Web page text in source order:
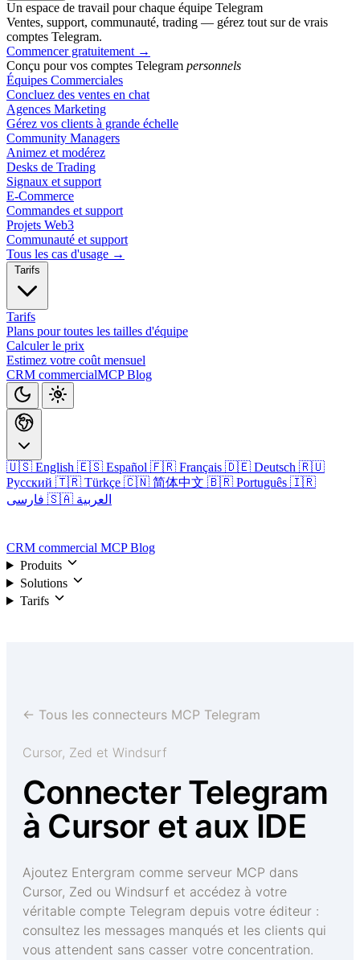
Un espace de travail pour chaque équipe Telegram
Ventes, support, communauté, trading — gérez tout sur de vrais
comptes Telegram.
Commencer gratuitement →
Conçu pour vos comptes Telegram personnels
Équipes Commerciales
Concluez des ventes en chat
Agences Marketing
Gérez vos clients à grande échelle
Community Managers
Animez et modérez
Desks de Trading
Signaux et support
E-Commerce
Commandes et support
Projets Web3
Communauté et support
Tous les cas d'usage →
Tarifs
Tarifs
Plans pour toutes les tailles d'équipe
Calculer le prix
Estimez votre coût mensuel
CRM commercialMCPBlog
🇺🇸 English 🇪🇸 Español 🇫🇷 Français 🇩🇪 Deutsch 🇷🇺
Русский 🇹🇷 Türkçe 🇨🇳 简体中文 🇧🇷 Português 🇮🇷
🇸🇦 العربية
CRM commercial MCPBlog
Produits
Solutions
Tarifs
← Tous les connecteurs MCP Telegram
Cursor, Zed et Windsurf
Connecter Telegram
à Cursor et aux IDE
Ajoutez Entergram comme serveur MCP dans
Cursor, Zed ou Windsurf et accédez à votre
véritable compte Telegram depuis votre éditeur :
consultez les messages manqués et les clients qui
vous attendent sans casser votre concentration.